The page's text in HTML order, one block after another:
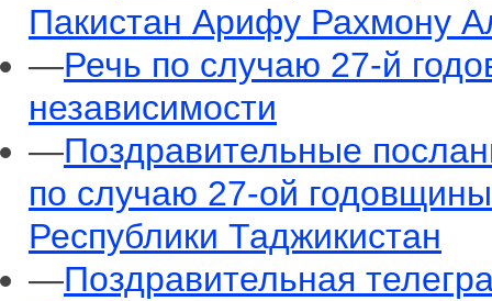
Пакистан Арифу Рахмону
—Речь по случаю 27-й
независимости
—Поздравительные
по случаю 27-ой
Республики Таджикистан
—Поздравительная